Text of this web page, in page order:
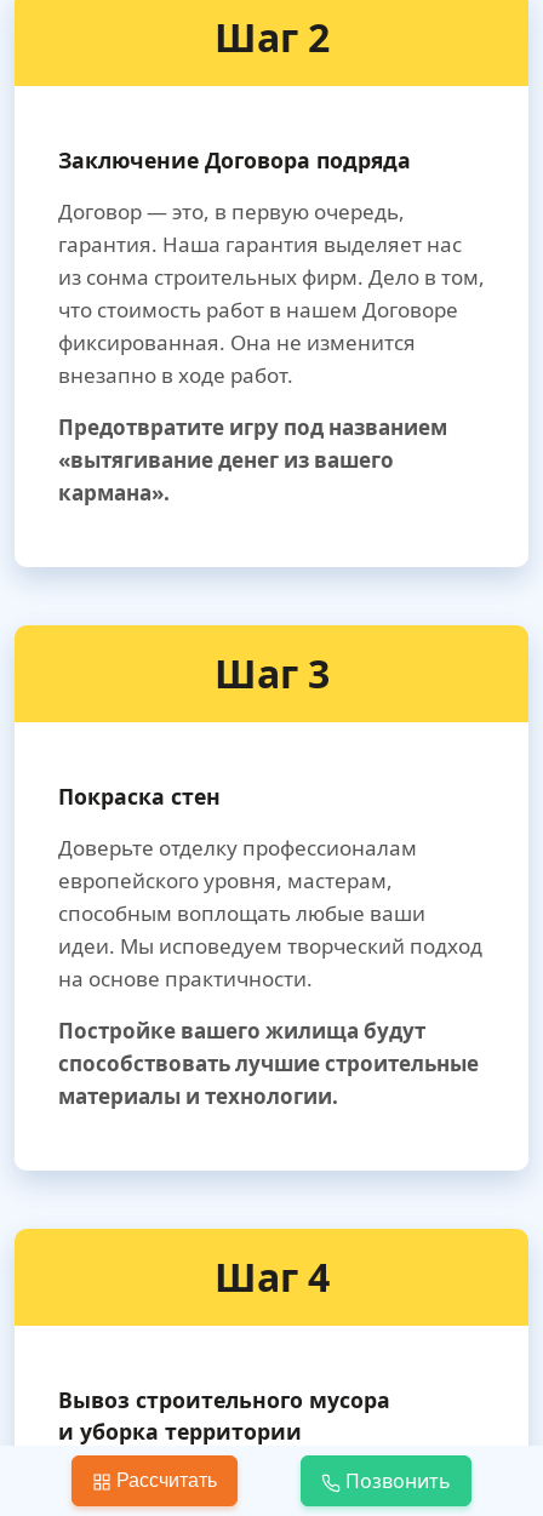
Шаг 2
Заключение Договора подряда
Договор — это, в первую очередь,
гарантия. Наша гарантия выделяет нас
из сонма строительных фирм. Дело в том,
что стоимость работ в нашем Договоре
фиксированная. Она не изменится
внезапно в ходе работ.
Предотвратите игру под названием
«вытягивание денег из вашего
кармана».
Шаг 3
Покраска стен
Доверьте отделку профессионалам
европейского уровня, мастерам,
способным воплощать любые ваши
идеи. Мы исповедуем творческий подход
на основе практичности.
Постройке вашего жилища будут
способствовать лучшие строительные
материалы и технологии.
Шаг 4
Вывоз строительного мусора
и уборка территории
После завершения отделочных работ
Рассчитать Позвонить